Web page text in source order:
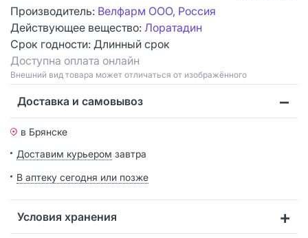
Производитель: Велфарм ООО, Россия
Действующее вещество: Лоратадин
Срок годности: Длинный срок
Доступна оплата онлайн
Bнешний вид товара может отличаться от изображённого
Доставка и самовывоз
в Брянске
Доставим курьером завтра
В аптеку сегодня или позже
Условия хранения